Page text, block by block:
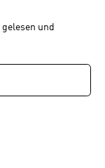
gelesen und